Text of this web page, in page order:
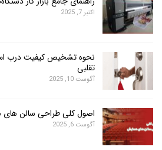
اکتبر 7, 2025
نحوه تشخیص کیفیت درب امنیتی ضد
تقلبی
آگوست 10, 2025
اصول کلی طراحی سالن های همایش
آگوست 6, 2025